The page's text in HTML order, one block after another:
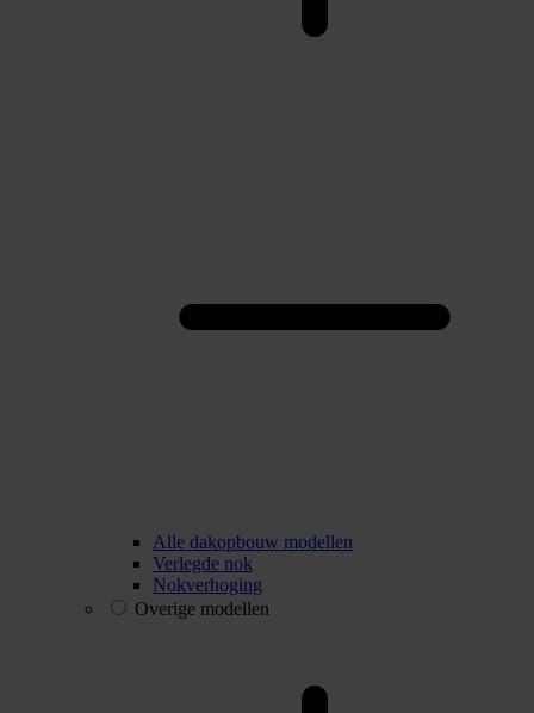
Alle dakopbouw modellen
Verlegde nok
Nokverhoging
Overige modellen